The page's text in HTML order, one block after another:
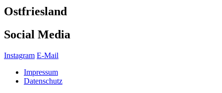
Ostfriesland
Social Media
Instagram E-Mail
Impressum
Datenschutz